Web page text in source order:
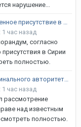
нарушение...
VB>Россию вынудили урезать военное присутствие в Сирии
1 час назад
согласно
в Сирии
полностью.
VB>В Минске осудили убийц криминального авторитета Алманбета Анапияева
1 час назад
рассмотрение
над известным
полностью.